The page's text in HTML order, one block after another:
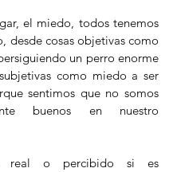
el miedo, todos tenemos
desde cosas objetivas como
un perro enorme
como miedo a ser
sentimos que no somos
buenos en nuestro
real o percibido si es